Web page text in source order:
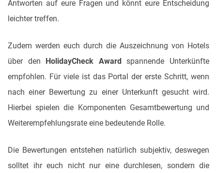
Antworten auf eure Fragen und könnt eure Entscheidung
leichter treffen.
Zudem werden euch durch die Auszeichnung von Hotels
über den HolidayCheck Awardspannende Unterkünfte
empfohlen. Für viele ist das Portal der erste Schritt, wenn
nach einer Bewertung zu einer Unterkunft gesucht wird.
Hierbei spielen die Komponenten Gesamtbewertung und
Weiterempfehlungsrate eine bedeutende Rolle.
Die Bewertungen entstehen natürlich subjektiv, deswegen
solltet ihr euch nicht nur eine durchlesen, sondern die